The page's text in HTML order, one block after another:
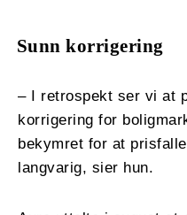
Sunn korrigering
– I retrospekt ser vi at
korrigering for
bekymret for at
langvarig, sier hun.